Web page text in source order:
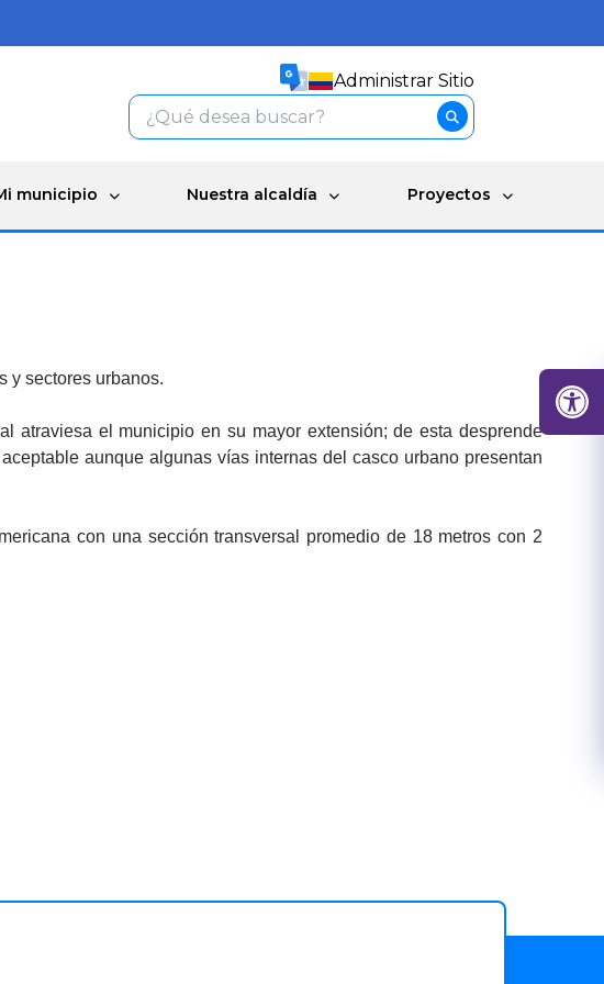
Administrar Sitio
municipio Nuestra alcaldía Proyectos
y sectores urbanos.
atraviesa el municipio en su mayor extensión; de esta desprende
aunque algunas vías internas del casco urbano presentan
con una sección transversal promedio de 18 metros con 2